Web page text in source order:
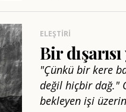
ELEŞTIRI
Bir
"Çünkü bir kere
değil hiçbir dağ."
bekleyen işi